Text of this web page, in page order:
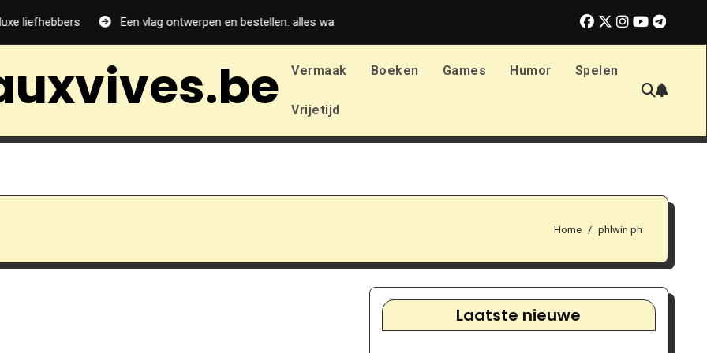
liefhebbers Een vlag ontwerpen en bestellen: alles wat je moet weten bij Print.com Verhoog je libido: praktische tips voor
Vermaak Boeken Games Humor Spelen
Vrijetijd
Home phlwin ph
Laatste nieuwe